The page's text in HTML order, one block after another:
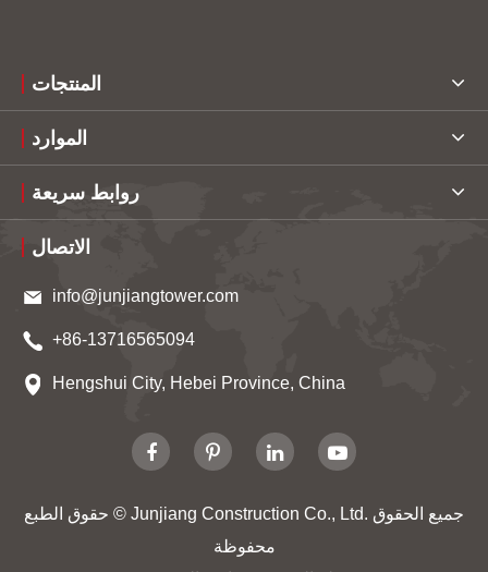
المنتجات
الموارد
روابط سريعة
الاتصال
info@junjiangtower.com
+86-13716565094
Hengshui City, Hebei Province, China
حقوق الطبع © Junjiang Construction Co., Ltd.
محفوظة